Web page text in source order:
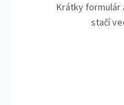
Krátky formulár
stačí